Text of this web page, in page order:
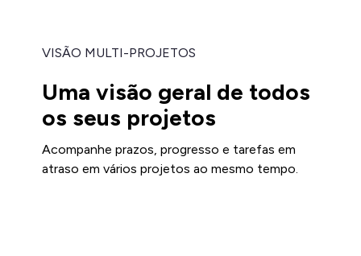
VISÃO MULTI-PROJETOS
Uma visão geral de todos
os seus projetos
Acompanhe prazos, progresso e tarefas em
atraso em vários projetos ao mesmo tempo.